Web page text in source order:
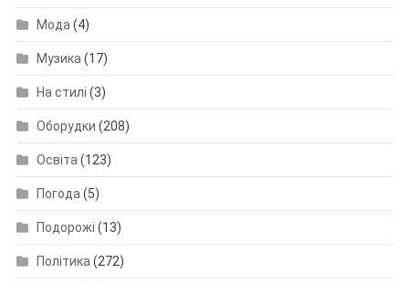
Мода(4)
Музика(17)
На стилі (3)
Оборудки (208)
Освіта(123)
Погода(5)
Подорожі (13)
Політика(272)